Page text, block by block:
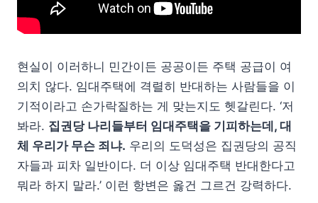
현실이 이러하니 민간이든 공공이든 주택 공급이 여
의치 않다. 임대주택에 격렬히 반대하는 사람들을 이
기적이라고 손가락질하는 게 맞는지도 헷갈린다. ‘저
봐라. 집권당 나리들부터 임대주택을 기피하는데, 대
체 우리가 무슨 죄냐. 우리의 도덕성은 집권당의 공직
자들과 피차 일반이다. 더 이상 임대주택 반대한다고
뭐라 하지 말라.’ 이런 항변은 옳건 그르건 강력하다.